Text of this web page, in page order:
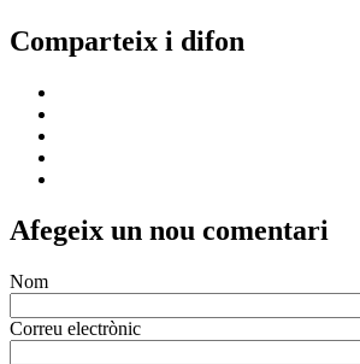
Comparteix i difon
Afegeix un nou comentari
Nom
Correu electrònic